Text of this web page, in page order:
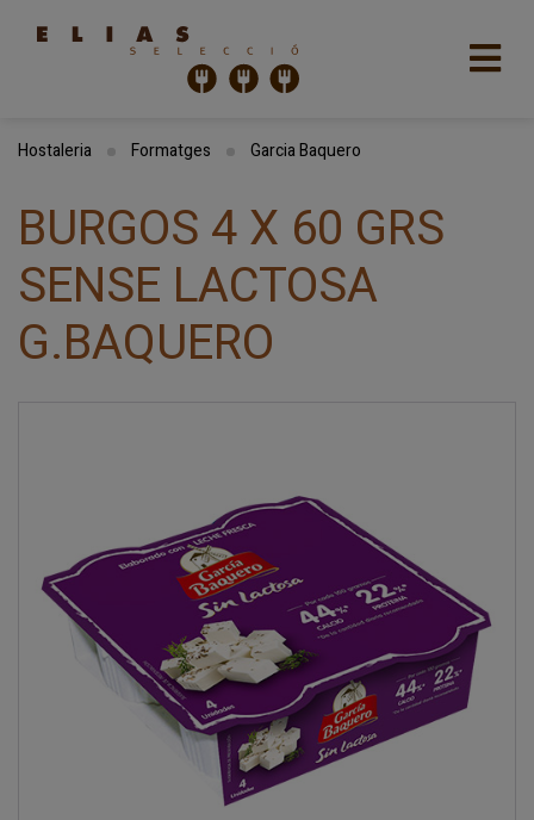
Hostaleria Formatges Garcia Baquero
BURGOS 4 X 60 GRS
SENSE LACTOSA
G.BAQUERO